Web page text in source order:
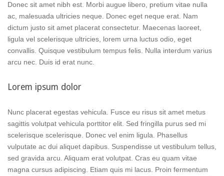
Donec sit amet nibh est. Morbi augue libero, pretium vitae nulla
ac, malesuada ultricies neque. Donec eget neque erat. Nam
dictum justo sit amet placerat consectetur. Maecenas laoreet,
ligula vel scelerisque ultricies, lorem urna luctus odio, eget
convallis. Quisque vestibulum tempus felis. Nulla interdum varius
arcu nec. Duis id erat nunc.
Lorem ipsum dolor
Nunc placerat egestas vehicula. Fusce eu risus sit amet metus
sagittis volutpat vehicula porttitor elit. Sed fringilla purus sed mi
scelerisque scelerisque. Donec vel enim ligula. Phasellus
vulputate ac dui aliquet dapibus. Suspendisse ut vestibulum tellus,
sed gravida arcu. Aliquam erat volutpat. Cras eu quam vitae
magna cursus adipiscing. Etiam quis mi lacus. Proin fermentum